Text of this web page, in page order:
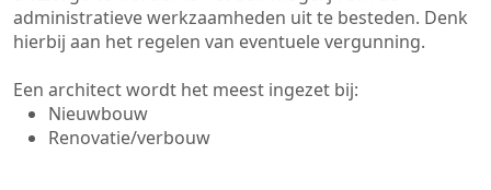
administratieve werkzaamheden uit te besteden. Denk
hierbij aan het regelen van eventuele vergunning.
Een architect wordt het meest ingezet bij:
Nieuwbouw
Renovatie/verbouw